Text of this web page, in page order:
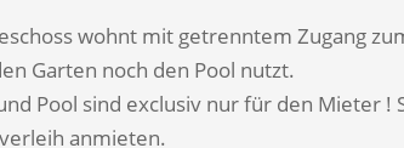
wohnt mit getrenntem Zugang
Garten noch den Pool nutzt.
Pool sind exclusiv nur für den Mieter
anmieten.